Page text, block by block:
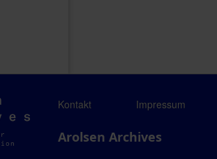
Kontakt Impressum
Arolsen Archives